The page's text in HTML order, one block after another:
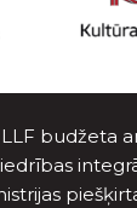
budžeta